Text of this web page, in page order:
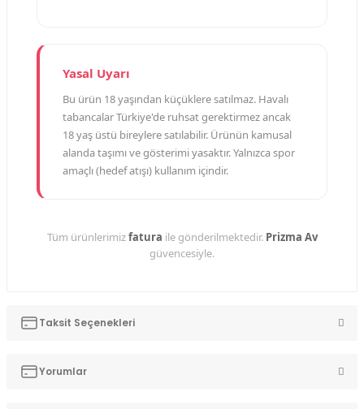
Yasal Uyarı
Bu ürün 18 yaşından küçüklere satılmaz. Havalı
tabancalar Türkiye'de ruhsat gerektirmez ancak
18 yaş üstü bireylere satılabilir. Ürünün kamusal
alanda taşımı ve gösterimi yasaktır. Yalnızca spor
amaçlı (hedef atışı) kullanım içindir.
Tüm ürünlerimizfatura ile gönderilmektedir. Prizma Av
güvencesiyle.
Taksit Seçenekleri
Yorumlar